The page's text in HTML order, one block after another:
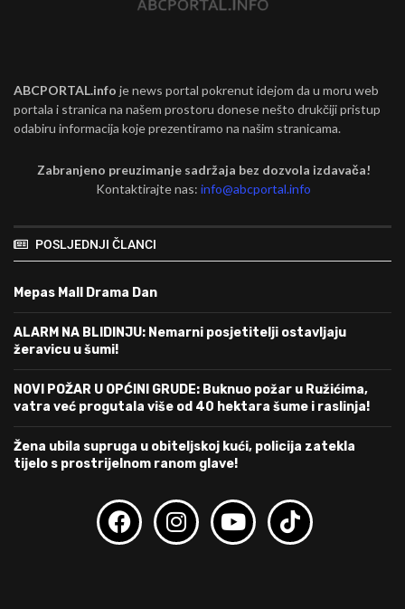
ABCPORTAL.info je news portal pokrenut idejom da u moru web
portala i stranica na našem prostoru donese nešto drukčiji pristup
odabiru informacija koje prezentiramo na našim stranicama.
Zabranjeno preuzimanje sadržaja bez dozvola izdavača!
Kontaktirajte nas:info@abcportal.info
POSLJEDNJI ČLANCI
Mepas Mall Drama Dan
ALARM NA BLIDINJU: Nemarni posjetitelji ostavljaju
žeravicu u šumi!
NOVI POŽAR U OPĆINI GRUDE: Buknuo požar u Ružićima,
vatra već progutala više od 40 hektara šume i raslinja!
Žena ubila supruga u obiteljskoj kući, policija zatekla
tijelo s prostrijelnom ranom glave!